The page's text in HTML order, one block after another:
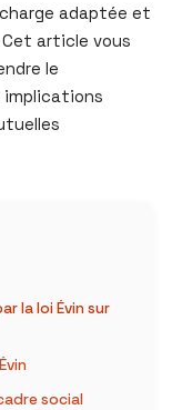
adaptée et
article vous
le
la loi Évin sur
social